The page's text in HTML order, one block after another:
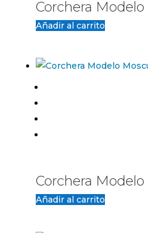
Corchera Modelo
Añadir al carrito
Corchera
Añadir al carrito